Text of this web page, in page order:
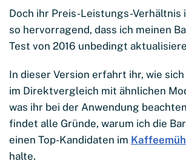
Doch ihr Preis-Leistungs-Verhältnis
so hervorragend, dass ich meinen
Test von 2016 unbedingt
In dieser Version erfahrt ihr, wie
im Direktvergleich mit ähnlichen
was ihr bei der Anwendung
findet alle Gründe, warum ich die
einen Top-Kandidaten im
halte.